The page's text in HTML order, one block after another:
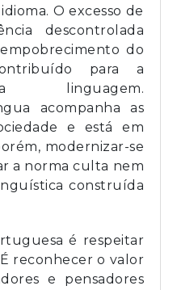
O excesso de
descontrolada
do
para a
linguagem.
acompanha as
e está em
modernizar-se
a norma culta nem
construída
é respeitar
reconhecer o valor
e pensadores